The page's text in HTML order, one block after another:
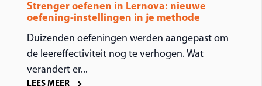
Strenger oefenen in Lernova: nieuwe
oefening-instellingen in je methode
Duizenden oefeningen werden aangepast om
de leereffectiviteit nog te verhogen. Wat
verandert er...
LEES MEER